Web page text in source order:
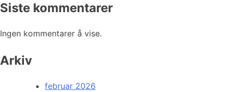
Siste kommentarer
Ingen kommentarer å vise.
Arkiv
februar 2026